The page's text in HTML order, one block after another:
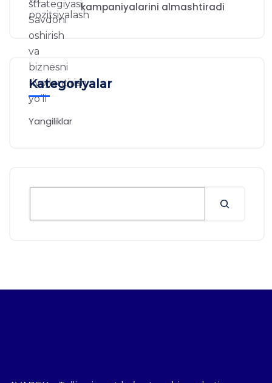
kampaniyalarini almashtiradi
Kategoriyalar
Yangiliklar